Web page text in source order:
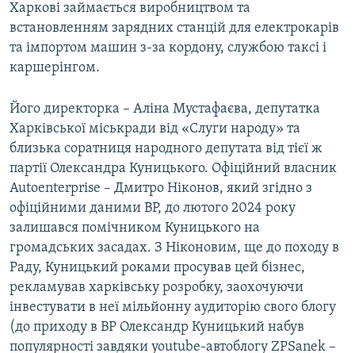
Харкові займається виробництвом та
встановленням зарядних станцій для електрокарів
та імпортом машин з-за кордону, службою таксі і
каршерінгом.
Його директорка – Аліна Мустафаєва, депутатка
Харківської міськради від «Слуги народу» та
близька соратниця народного депутата від тієї ж
партії Олександра Куницького. Офіційний власник
Autoenterprise – Дмитро Ніконов, який згідно з
офіційними даними ВР, до лютого 2024 року
залишався помічником Куницького на
громадських засадах. З Ніконовим, ще до походу в
Раду, Куницький роками просував цей бізнес,
рекламував харківську розробку, заохочуючи
інвестувати в неї мільйонну аудиторію свого блогу
(до приходу в ВР Олександр Куницький набув
популярності завдяки youtube-автоблогу ZPSanek –